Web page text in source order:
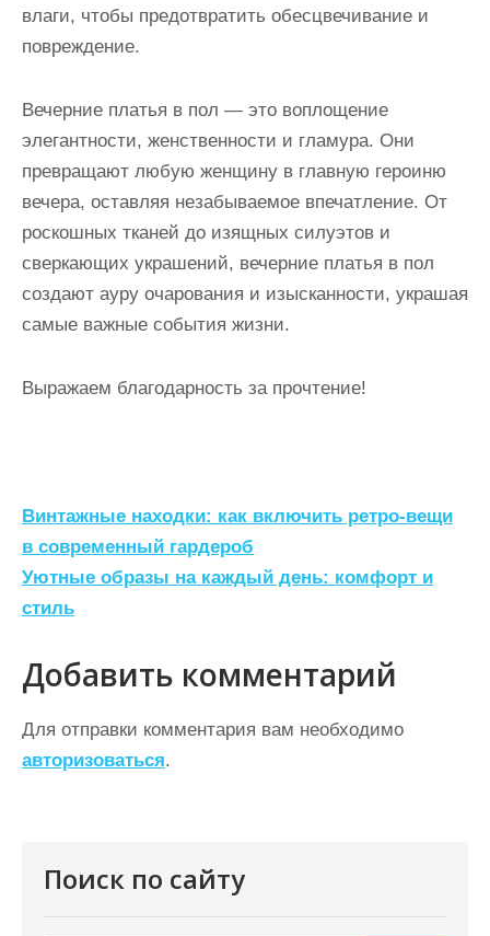
влаги, чтобы предотвратить обесцвечивание и
повреждение.
Вечерние платья в пол — это воплощение
элегантности, женственности и гламура. Они
превращают любую женщину в главную героиню
вечера, оставляя незабываемое впечатление. От
роскошных тканей до изящных силуэтов и
сверкающих украшений, вечерние платья в пол
создают ауру очарования и изысканности, украшая
самые важные события жизни.
Выражаем благодарность за прочтение!
Н
а
в
и
г
а
ц
и
Винтажные находки: как включить ретро-вещи
в современный гардероб
Уютные образы на каждый день: комфорт и
стиль
Добавить комментарий
Для отправки комментария вам необходимо
авторизоваться.
Поиск по сайту